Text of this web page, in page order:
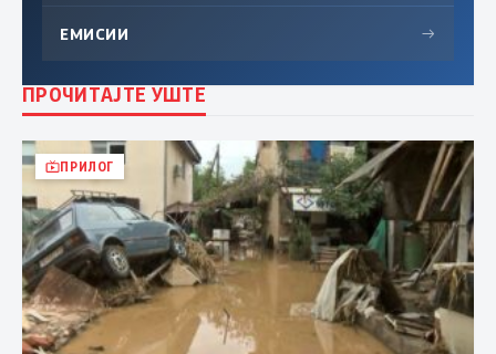
ЕМИСИИ →
ПРОЧИТАЈТЕ УШТЕ
ПРИЛОГ